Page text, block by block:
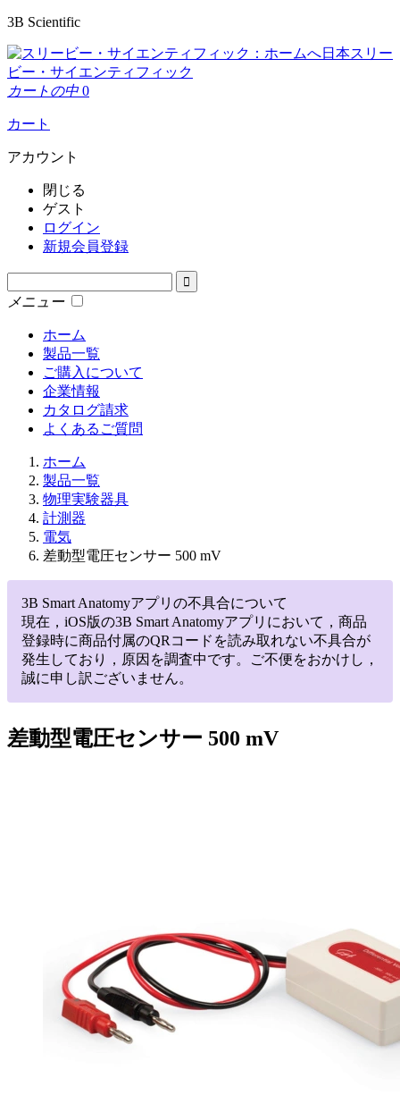
3B Scientific
日本スリー
ビー・サイエンティフィック
カートの中 0
カート
アカウント
閉じる
ゲスト
ログイン
新規会員登録
メニュー
ホーム
製品一覧
ご購入について
企業情報
カタログ請求
よくあるご質問
ホーム
製品一覧
物理実験器具
計測器
電気
差動型電圧センサー 500 mV
3B Smart Anatomyアプリの不具合について
現在，iOS版の3B Smart Anatomyアプリにおいて，商品
登録時に商品付属のQRコードを読み取れない不具合が
発生しており，原因を調査中です。ご不便をおかけし，
誠に申し訳ございません。
差動型電圧センサー 500 mV